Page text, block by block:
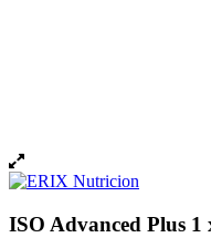
ISO Advanced Plus 1